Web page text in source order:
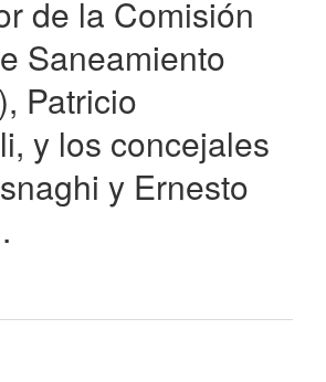
de la Comisión
Saneamiento
Patricio
y los concejales
y Ernesto